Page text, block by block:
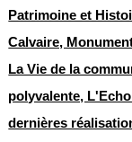
Patrimoine et
Calvaire,
La Vie de la
polyvalente,
dernières